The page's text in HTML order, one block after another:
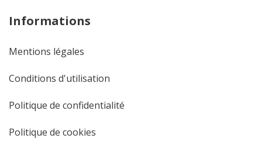
Informations
Mentions légales
Conditions d'utilisation
Politique de confidentialité
Politique de cookies